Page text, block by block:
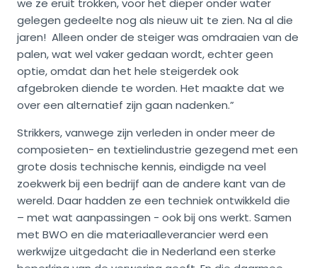
we ze eruit trokken, voor het dieper onder water
gelegen gedeelte nog als nieuw uit te zien. Na al die
jaren! Alleen onder de steiger was omdraaien van de
palen, wat wel vaker gedaan wordt, echter geen
optie, omdat dan het hele steigerdek ook
afgebroken diende te worden. Het maakte dat we
over een alternatief zijn gaan nadenken.”
Strikkers, vanwege zijn verleden in onder meer de
composieten- en textielindustrie gezegend met een
grote dosis technische kennis, eindigde na veel
zoekwerk bij een bedrijf aan de andere kant van de
wereld. Daar hadden ze een techniek ontwikkeld die
– met wat aanpassingen - ook bij ons werkt. Samen
met BWO en die materiaalleverancier werd een
werkwijze uitgedacht die in Nederland een sterke